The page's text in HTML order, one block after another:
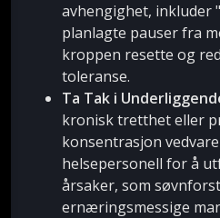
avhengighet,
planlagte pauser fra
kroppen resette og
toleranse.
Ta Tak i
kronisk tretthet eller
konsentrasjon
helsepersonell for å
årsaker, som
ernæringsmessige